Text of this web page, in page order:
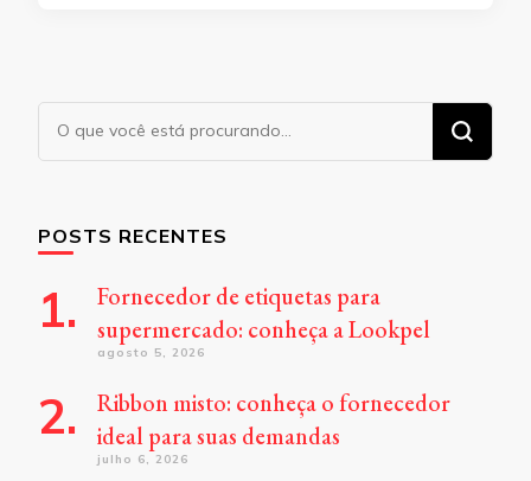
Procurando
algo?
POSTS RECENTES
Fornecedor de etiquetas para
supermercado: conheça a Lookpel
agosto 5, 2026
Ribbon misto: conheça o fornecedor
ideal para suas demandas
julho 6, 2026